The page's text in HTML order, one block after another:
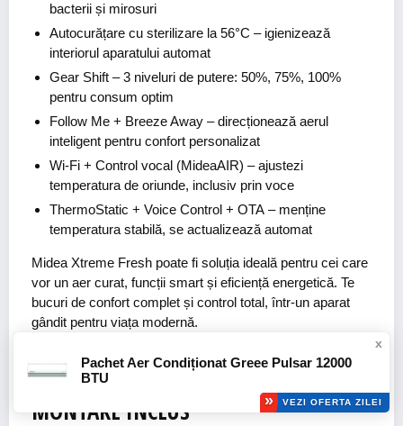
bacterii și mirosuri
Autocurățare cu sterilizare la 56°C – igienizează
interiorul aparatului automat
Gear Shift – 3 niveluri de putere: 50%, 75%, 100%
pentru consum optim
Follow Me + Breeze Away – direcționează aerul
inteligent pentru confort personalizat
Wi-Fi + Control vocal (MideaAIR) – ajustezi
temperatura de oriunde, inclusiv prin voce
ThermoStatic + Voice Control + OTA – menține
temperatura stabilă, se actualizează automat
Midea Xtreme Fresh poate fi soluția ideală pentru cei care
vor un aer curat, funcții smart și eficiență energetică. Te
bucuri de confort complet și control total, într-un aparat
gândit pentru viața modernă.
10.PACHETAERCONDIȚIONAT
SAMSUNG ENTRY LEVEL ȘI KIT
MONTARE INCLUS VEZI OFERTA ZILEI
Pachet Aer Condiționat Greee Pulsar 12000
BTU
x